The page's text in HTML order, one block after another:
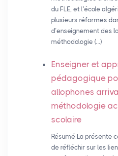
du FLE, et l’école
plusieurs réformes
d’enseignement des
méthodologie (…)
Enseigner et
pédagogique
allophones
méthodologie
scolaire
Résumé La présente
de réfléchir sur les